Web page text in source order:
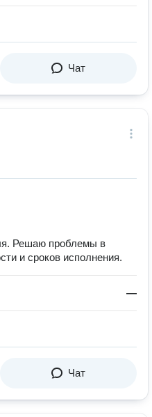
Чат
Решаю проблемы в
и сроков исполнения.
—
Чат